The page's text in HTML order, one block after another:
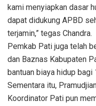
kami menyiapkan dasar
dapat didukung APBD
terjamin,” tegas Chandra.
Pemkab Pati juga telah
dan Baznas Kabupaten
bantuan biaya hidup
Sementara itu,
Koordinator Pati pun